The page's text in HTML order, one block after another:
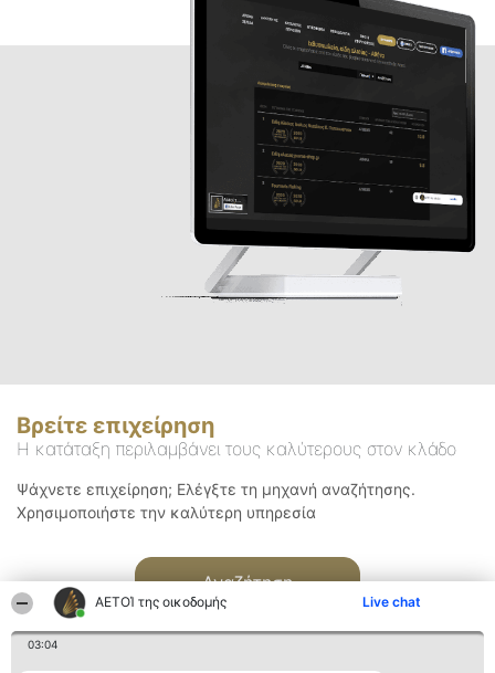
ΑΕΤΟΊ της οικοδομής Live chat
03:04
Βρείτε επιχείρηση
Η κατάταξη περιλαμβάνει τους καλύτερους στον κλάδο
Ψάχνετε επιχείρηση; Ελέγξτε τη μηχανή αναζήτησης.
Χρησιμοποιήστε την καλύτερη υπηρεσία
Αναζήτηση